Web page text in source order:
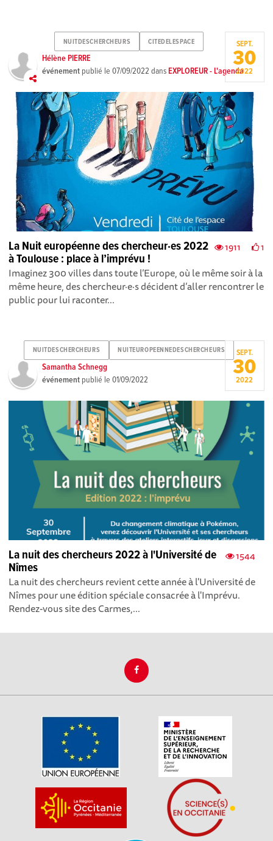
NUITDESCHERCHEURS CITEDELESPACE
Hélène PIERRE
événement publié le07/09/2022 dansEXPLOREUR - L'agenda
SEPT.
30
2022
1911 1
La Nuit européenne des chercheur·es 2022
à Toulouse : place à l’imprévu !
Imaginez 300 villes dans toute l’Europe, où le même soir à la
même heure, des chercheur·e·s décident d’aller rencontrer le
public pour lui raconter...
NUITDESCHERCHEURS NUITEUROPEENNEDESCHERCHEURS
Samantha Schnegg
événement publié le01/09/2022
SEPT.
30
2022
1544
La nuit des chercheurs 2022 à l'Université de
Nîmes
La nuit des chercheurs revient cette année à l'Université de
Nîmes pour une édition spéciale consacrée à l'Imprévu.
Rendez-vous site des Carmes,...